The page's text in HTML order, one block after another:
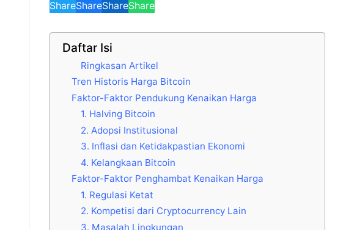
ShareShareShareShare
Daftar Isi
Ringkasan Artikel
Tren Historis Harga Bitcoin
Faktor-Faktor Pendukung Kenaikan Harga
1. Halving Bitcoin
2. Adopsi Institusional
3. Inflasi dan Ketidakpastian Ekonomi
4. Kelangkaan Bitcoin
Faktor-Faktor Penghambat Kenaikan Harga
1. Regulasi Ketat
2. Kompetisi dari Cryptocurrency Lain
3. Masalah Lingkungan